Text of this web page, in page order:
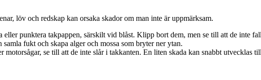
löv och redskap kan orsaka skador om man inte är uppmärksam.
eller punktera takpappen, särskilt vid blåst. Klipp bort dem, men se till att de inte
fukt och skapa alger och mossa som bryter ner ytan.
motorsågar, se till att de inte slår i takkanten. En liten skada kan snabbt utvecklas